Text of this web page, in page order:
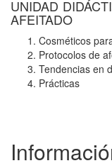
UNIDAD
AFEITADO
Cosméticos
Protocolos de
Tendencias en
Prácticas